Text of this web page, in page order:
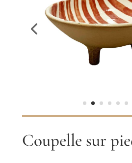
Coupelle sur